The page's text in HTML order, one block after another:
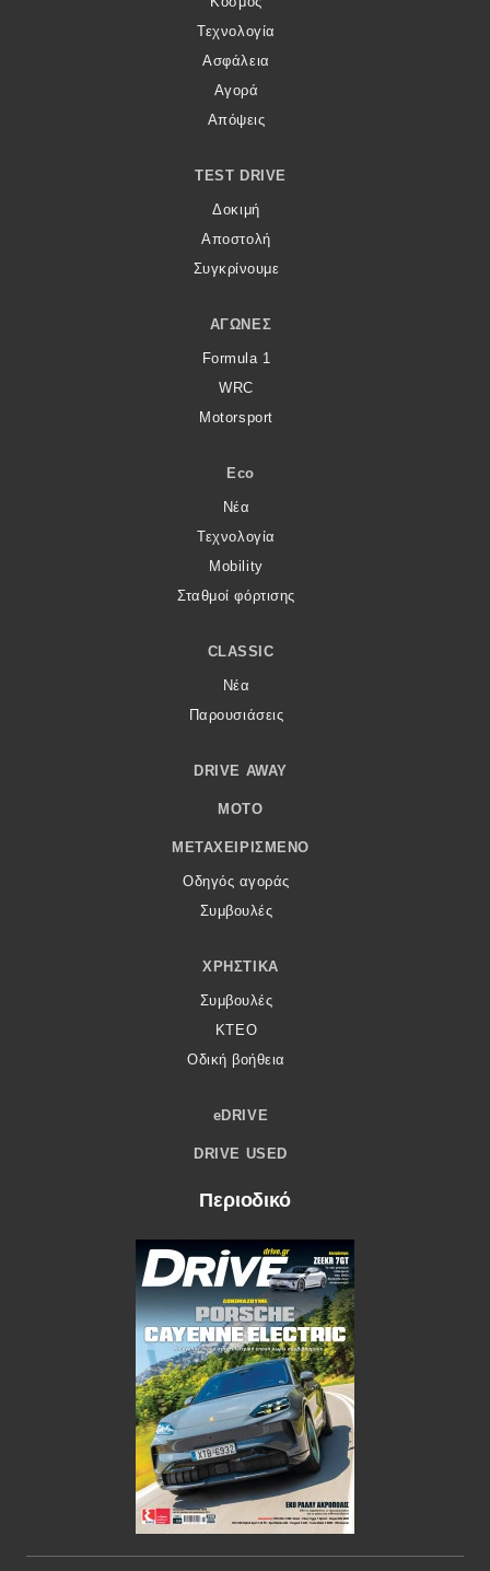
Τεχνολογία
Ασφάλεια
Αγορά
Απόψεις
TEST DRIVE
Δοκιμή
Αποστολή
Συγκρίνουμε
ΑΓΏΝΕΣ
Formula 1
WRC
Motorsport
Eco
Νέα
Τεχνολογία
Mobility
Σταθμοί φόρτισης
CLASSIC
Νέα
Παρουσιάσεις
DRIVE AWAY
MOTO
ΜΕΤΑΧΕΙΡΙΣΜΈΝΟ
Οδηγός αγοράς
Συμβουλές
ΧΡΗΣΤΙΚΆ
Συμβουλές
ΚΤΕΟ
Οδική βοήθεια
eDRIVE
DRIVE USED
Περιοδικό